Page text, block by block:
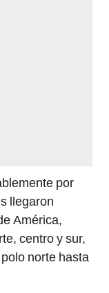
por
llegaron
América,
centro y sur,
norte hasta